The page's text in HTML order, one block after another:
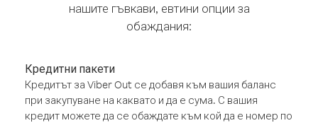
нашите гъвкави, евтини опции за
обаждания:
Кредитни пакети
Кредитът за Viber Out се добавя към вашия баланс
при закупуване на каквато и да е сума. С вашия
кредит можете да се обаждате към кой да е номер по